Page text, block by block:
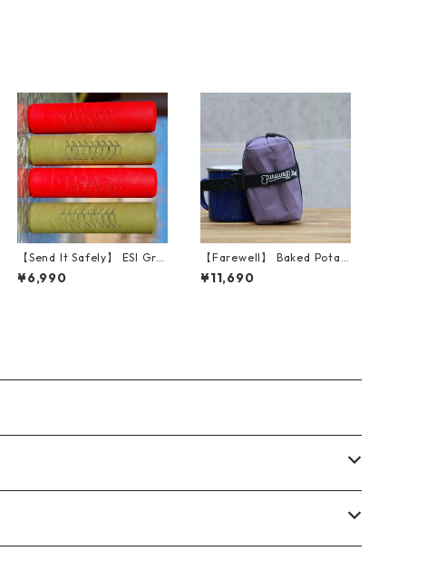
【Send It Safely】 ESI Grip
s (NM CHRISTMAS CHILI)
¥6,990
【Farewell】 Baked Potat
o™ （Plum RX30）
¥11,690